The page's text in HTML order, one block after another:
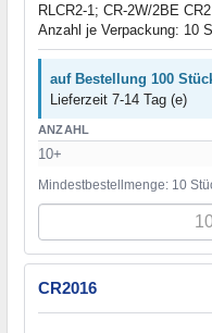
RLCR2-1; CR-2W/2BE
Anzahl je Verpackung: 10
auf Bestellung 100
Lieferzeit 7-14 Tag (e)
ANZAHL
10+
Mindestbestellmenge: 10
CR2016